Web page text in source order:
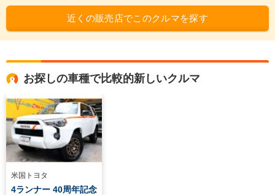
近くの販売店でこのクルマを探す
お探しの車種で比較的新しいクルマ
米国トヨタ
4ランナー 40周年記念